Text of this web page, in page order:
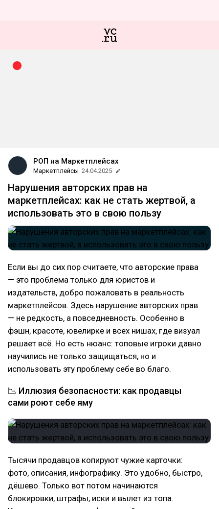
РОП на Маркетплейсах
Маркетплейсы 24.04.2025
Нарушения авторских прав на
маркетплейсах: как не стать жертвой, а
использовать это в свою пользу
Если вы до сих пор считаете, что авторские права
— это проблема только для юристов и
издательств, добро пожаловать в реальность
маркетплейсов. Здесь нарушение авторских прав
— не редкость, а повседневность. Особенно в
фэшн, красоте, ювелирке и всех нишах, где визуал
решает всё. Но есть нюанс: топовые игроки давно
научились не только защищаться, но и
использовать эту проблему себе во благо.
📉 Иллюзия безопасности: как продавцы
сами роют себе яму
Тысячи продавцов копируют чужие карточки:
фото, описания, инфографику. Это удобно, быстро,
дёшево. Только вот потом начинаются
блокировки, штрафы, иски и вылет из топа.